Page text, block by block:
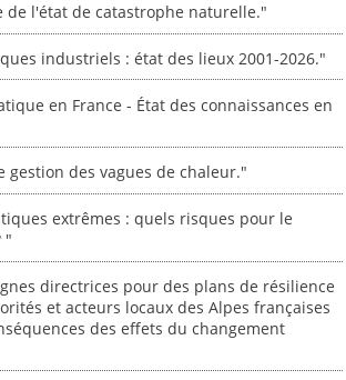
de l'état de catastrophe naturelle."
industriels : état des lieux 2001-2026."
en France - État des connaissances en
gestion des vagues de chaleur."
extrêmes : quels risques pour le
"
directrices pour des plans de résilience
et acteurs locaux des Alpes françaises
des effets du changement